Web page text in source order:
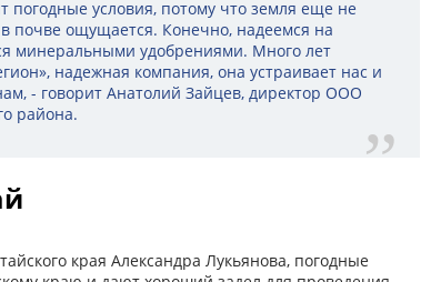
погодные условия, потому что земля еще не
в почве ощущается. Конечно, надеемся на
минеральными удобрениями. Много лет
надежная компания, она устраивает нас и
- говорит Анатолий Зайцев, директор ООО
района.
края Александра Лукьянова, погодные